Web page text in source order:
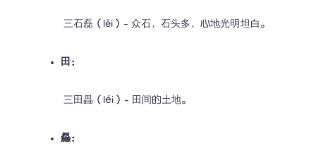
三石磊（lěi）- 众石，石头多，心地光明坦白。
田：
三田畾（léi）- 田间的土地。
厵：